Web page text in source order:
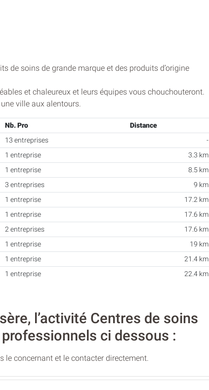
de soins de grande marque et des produits d’origine
et chaleureux et leurs équipes vous chouchouteront.
ville aux alentours.
Nb. Pro
Distance
13 entreprises
-
1 entreprise
3.3 km
1 entreprise
8.5 km
3 entreprises
9 km
1 entreprise
17.2 km
1 entreprise
17.6 km
2 entreprises
17.6 km
1 entreprise
19 km
1 entreprise
21.4 km
1 entreprise 22.4 km
l’activité Centres de soins
ci dessous :
concernant et le contacter directement.